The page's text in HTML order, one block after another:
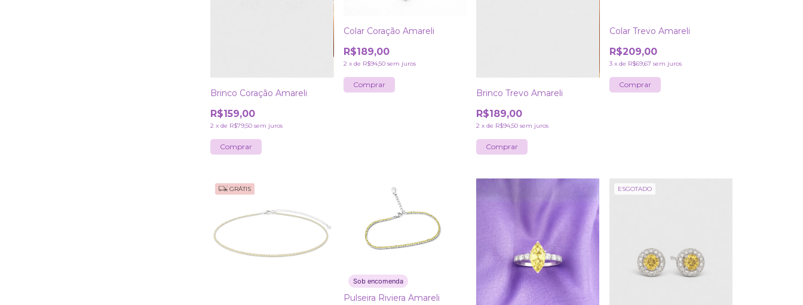
Brinco Coração Amareli
R$159,00
2 xde R$79,50 sem juros
Colar Coração Amareli
R$189,00
2 x de R$94,50 sem juros
Brinco Trevo Amareli
R$189,00
2 xde R$94,50 sem juros
Colar Trevo Amareli
R$209,00
3 x de R$69,67 sem juros
GRÁTIS
Sob encomenda
Pulseira Riviera Amareli
ESGOTADO